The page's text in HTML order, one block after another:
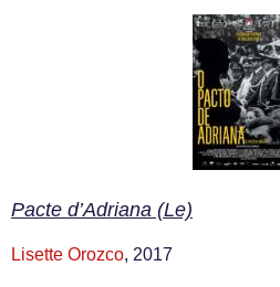
Pacte d’Adriana (Le)
Lisette Orozco, 2017